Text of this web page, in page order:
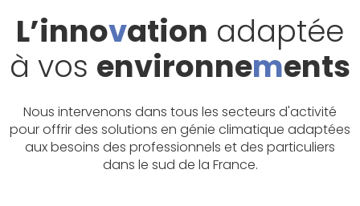
L’innovation adaptée
à vos environnements
Nous intervenons dans tous les secteurs d'activité
pour offrir des solutions en génie climatique adaptées
aux besoins des professionnels et des particuliers
dans le sud de la France.